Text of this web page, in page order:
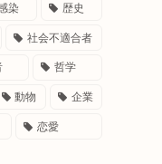
染 歴史
社会不適合者
哲学
動物 企業
恋愛